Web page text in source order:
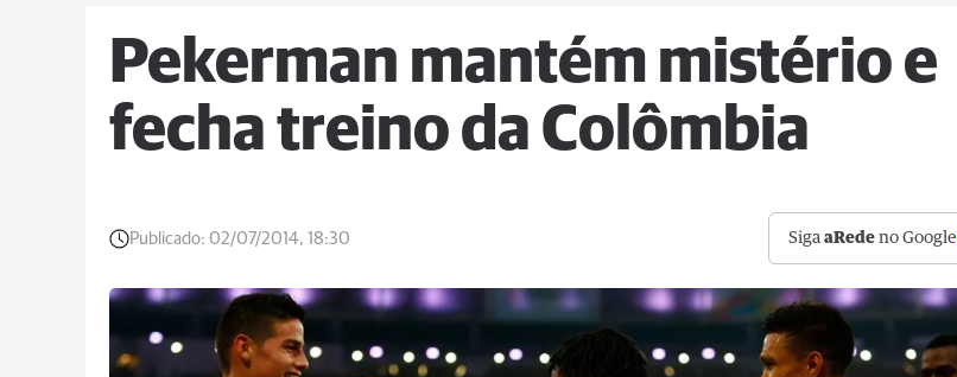
Pekerman mantém mistério e
fecha treino da Colômbia
Publicado: 02/07/2014, 18:30 SigaaRede no Google